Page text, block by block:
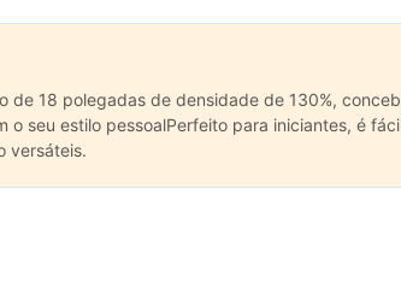
18 polegadas de densidade de 130%,
seu estilo pessoalPerfeito para iniciantes, é
versáteis.